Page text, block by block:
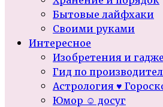
Бытовые лайфхаки
Своими руками
Интересное
Изобретения и
Гид по
Астрология ♥
Юмор ☺ досуг